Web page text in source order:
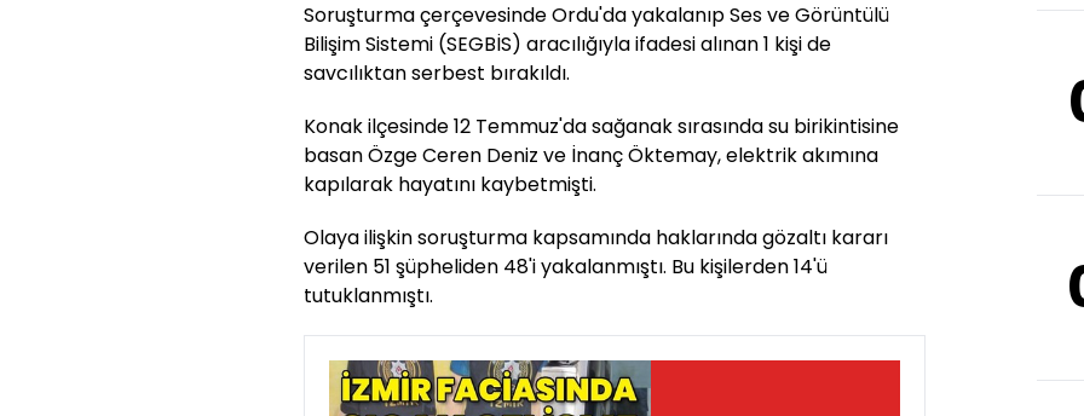
Soruşturma çerçevesinde Ordu'da yakalanıp Ses ve Görüntülü
Bilişim Sistemi (SEGBİS) aracılığıyla ifadesi alınan 1 kişi de
savcılıktan serbest bırakıldı.
Konak ilçesinde 12 Temmuz'da sağanak sırasında su birikintisine
basan Özge Ceren Deniz ve İnanç Öktemay, elektrik akımına
kapılarak hayatını kaybetmişti.
Olaya ilişkin soruşturma kapsamında haklarında gözaltı kararı
verilen 51 şüpheliden 48'i yakalanmıştı. Bu kişilerden 14'ü
tutuklanmıştı.